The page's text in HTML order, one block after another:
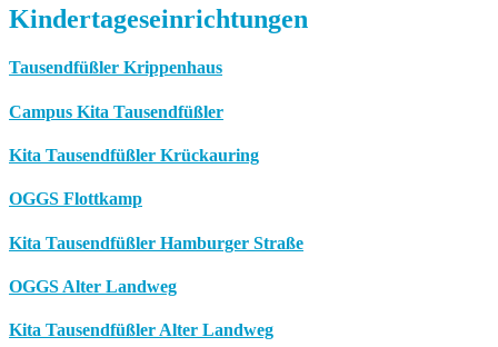
Kindertageseinrichtungen
Tausendfüßler Krippenhaus
Campus Kita Tausendfüßler
Kita Tausendfüßler Krückauring
OGGS Flottkamp
Kita Tausendfüßler Hamburger Straße
OGGS Alter Landweg
Kita Tausendfüßler Alter Landweg